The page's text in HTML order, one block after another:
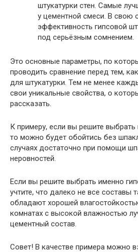
штукатурки стен. Самые
у цементной смеси. В свою
эффективность гипсовой
под серьёзным сомнением.
Это основные параметры, по
проводить сравнение перед тем,
для штукатурки. Тем не менее
свои уникальные свойства, о
рассказать.
К примеру, если вы решите выбрать
то можно будет обойтись без
случаях достаточно при помощи
неровностей.
Если вы решите выбрать именно
учтите, что далеко не все составы
обладают хорошей
комнатах с высокой влажностью
цементный состав.
Совет! В качестве примера можно